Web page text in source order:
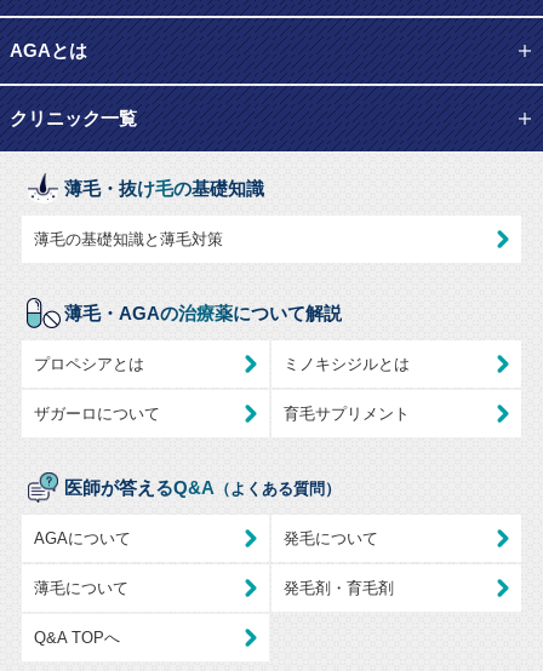
AGAとは
クリニック一覧
薄毛・抜け毛の基礎知識
薄毛の基礎知識と薄毛対策
薄毛・AGAの治療薬について解説
プロペシアとは ミノキシジルとは
ザガーロについて 育毛サプリメント
医師が答えるQ&A （よくある質問）
AGAについて 発毛について
薄毛について 発毛剤・育毛剤
Q&A TOPへ